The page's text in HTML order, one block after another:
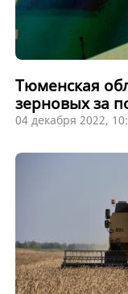
Тюменская
зерновых за
04 декабря 2022,